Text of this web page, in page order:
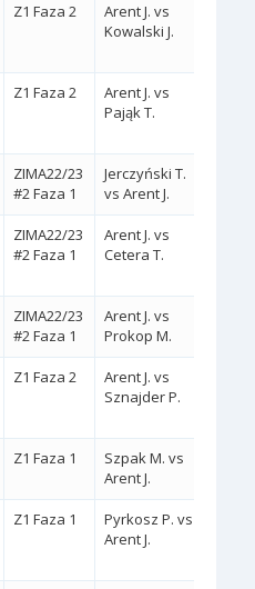
Z1 Faza 2
Arent J. vs
Kowalski J.
Z1 Faza 2
Arent J. vs
Pająk T.
ZIMA22/23
#2 Faza 1
Jerczyński T.
vs Arent J.
ZIMA22/23
#2 Faza 1
Arent J. vs
Cetera T.
ZIMA22/23
#2 Faza 1
Arent J. vs
Prokop M.
Z1 Faza 2
Arent J. vs
Sznajder P.
Z1 Faza 1
Szpak M. vs
Arent J.
Z1 Faza 1
Pyrkosz P. vs
Arent J.